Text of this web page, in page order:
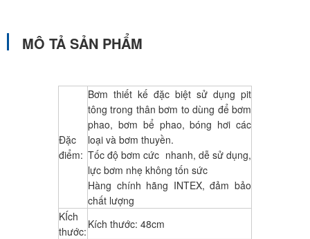
MÔ TẢ SẢN PHẨM
Đặc
điểm:
Bơm thiết kế đặc biệt sử dụng pit
tông trong thân bơm to dùng để bơm
phao, bơm bể phao, bóng hơi các
loại và bơm thuyền.
Tốc độ bơm cức nhanh, dễ sử dụng,
lực bơm nhẹ không tốn sức
Hàng chính hãng INTEX, đảm bảo
chất lượng
KÍch
thước:
Kích thước: 48cm